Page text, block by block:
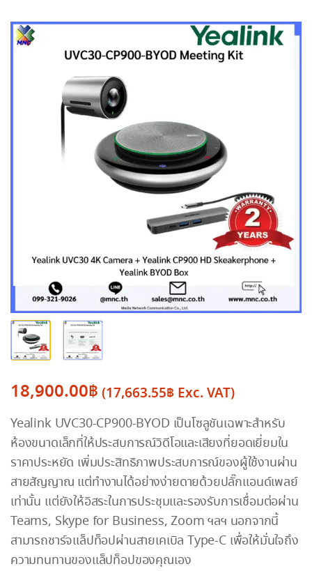
18,900.00฿ (17,663.55฿ Exc. VAT)
Yealink UVC30-CP900-BYOD เป็นโซลูชันเฉพาะสำหรับ
ห้องขนาดเล็กที่ให้ประสบการณ์วิดีโอและเสียงที่ยอดเยี่ยมใน
ราคาประหยัด เพิ่มประสิทธิภาพประสบการณ์ของผู้ใช้งานผ่าน
สายสัญญาณ แต่ทำงานได้อย่างง่ายดายด้วยปลั๊กแอนด์เพลย์
เท่านั้น แต่ยังให้อิสระในการประชุมและรองรับการเชื่อมต่อผ่าน
Teams, Skype for Business, Zoom ฯลฯ นอกจากนี้
สามารถชาร์จแล็ปท็อปผ่านสายเคเบิล Type-C เพื่อให้มั่นใจถึง
ความทนทานของแล็ปท็อปของคุณเอง